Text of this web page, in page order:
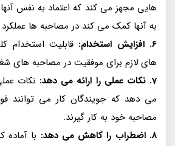
هایی مجهز می کند که اعتماد به نفس
به آنها کمک می کند در مصاحبه ها
6. افزایش استخدام:
قابلیت استخدام
های لازم برای موفقیت در مصاحبه های
7. نکات عملی را ارائه می دهد:
نکات
می دهد که جویندگان کار می توانند
مصاحبه خود به کار گیرند.
8. اضطراب را کاهش می دهد:
با آماده